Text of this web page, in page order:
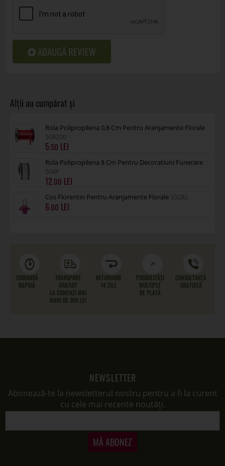
ADAUGĂ REVIEW
Rola Polipropilena 0,8 Cm Pentru Aranjamente Florale
508200
5.50
Rola Polipropilena 8 Cm Pentru Decoratiuni Funerare
508F
12.00
Cos Florentin Pentru Aranjamente Florale 33282
6.00
COMANDĂ
RAPIDĂ
TRANSPORT
GRATUIT
LA COMENZI MAI
MARI DE 300 LEI
RETURNARE
14 ZILE
POSIBILITĂȚI
MULTIPLE
DE PLATĂ
CONSULTANȚĂ
GRATUITĂ
NEWSLETTER
Abonează-te la newsletterul nostru pentru a fi la curent
cu cele mai recente noutăți.
MĂ ABONEZ